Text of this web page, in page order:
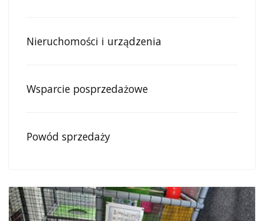
Nieruchomości i urządzenia
Wsparcie posprzedażowe
Powód sprzedaży